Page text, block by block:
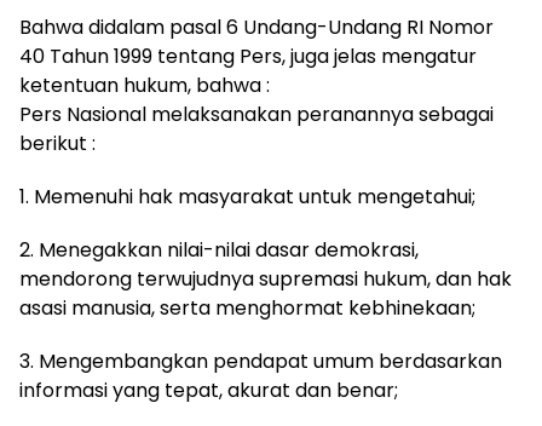
Bahwa didalam pasal 6 Undang-Undang RI Nomor
40 Tahun 1999 tentang Pers, juga jelas mengatur
ketentuan hukum, bahwa :
Pers Nasional melaksanakan peranannya sebagai
berikut :
1. Memenuhi hak masyarakat untuk mengetahui;
2. Menegakkan nilai-nilai dasar demokrasi,
mendorong terwujudnya supremasi hukum, dan hak
asasi manusia, serta menghormat kebhinekaan;
3. Mengembangkan pendapat umum berdasarkan
informasi yang tepat, akurat dan benar;